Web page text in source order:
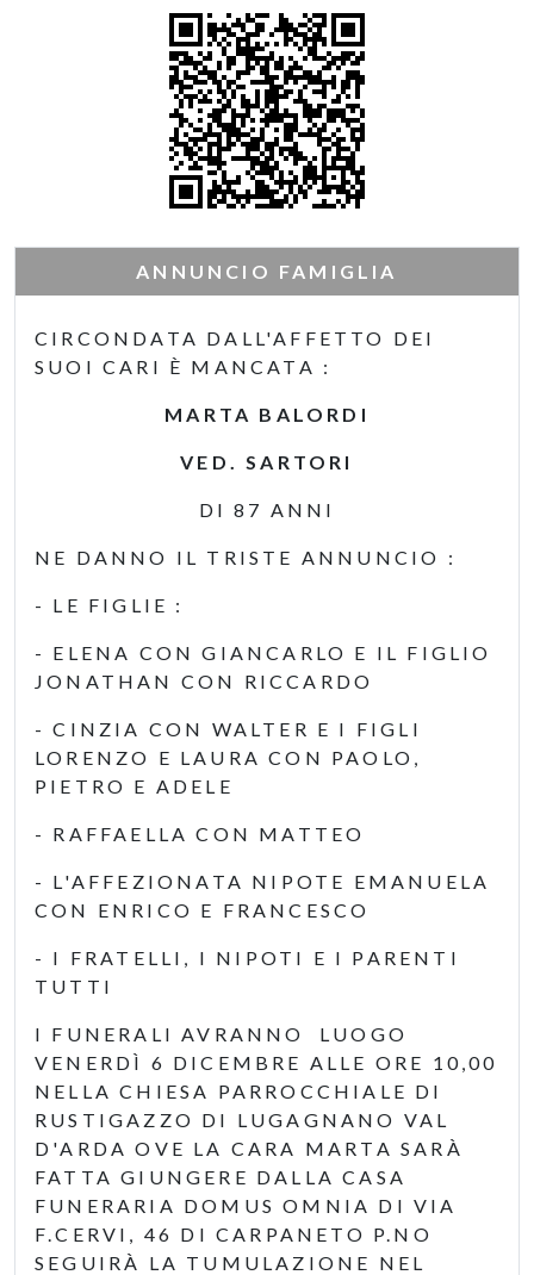
ANNUNCIO FAMIGLIA
CIRCONDATA DALL'AFFETTO DEI
SUOI CARI È MANCATA :
MARTA BALORDI
VED. SARTORI
DI 87 ANNI
NE DANNO IL TRISTE ANNUNCIO :
- LE FIGLIE :
- ELENA CON GIANCARLO E IL FIGLIO
JONATHAN CON RICCARDO
- CINZIA CON WALTER E I FIGLI
LORENZO E LAURA CON PAOLO,
PIETRO E ADELE
- RAFFAELLA CON MATTEO
- L'AFFEZIONATA NIPOTE EMANUELA
CON ENRICO E FRANCESCO
- I FRATELLI, I NIPOTI E I PARENTI
TUTTI
I FUNERALI AVRANNO LUOGO
VENERDÌ 6 DICEMBRE ALLE ORE 10,00
NELLA CHIESA PARROCCHIALE DI
RUSTIGAZZO DI LUGAGNANO VAL
D'ARDA OVE LA CARA MARTA SARÀ
FATTA GIUNGERE DALLA CASA
FUNERARIA DOMUS OMNIA DI VIA
F.CERVI, 46 DI CARPANETO P.NO
SEGUIRÀ LA TUMULAZIONE NEL